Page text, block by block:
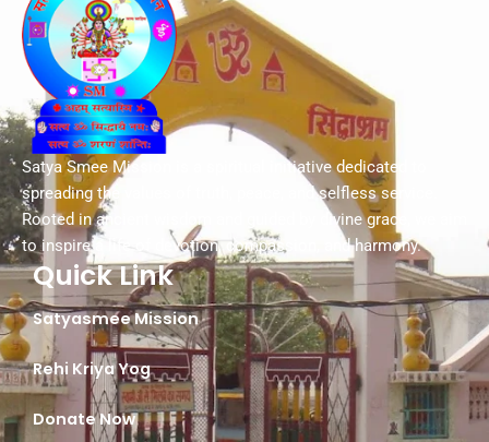
Satya Smee Mission is a spiritual initiative dedicated to
spreading the values of truth, peace, and selfless service.
Rooted in ancient wisdom and guided by divine grace, we aim
to inspire a life of devotion, compassion, and harmony.
Quick Link
Satyasmee Mission
Rehi Kriya Yog
Donate Now